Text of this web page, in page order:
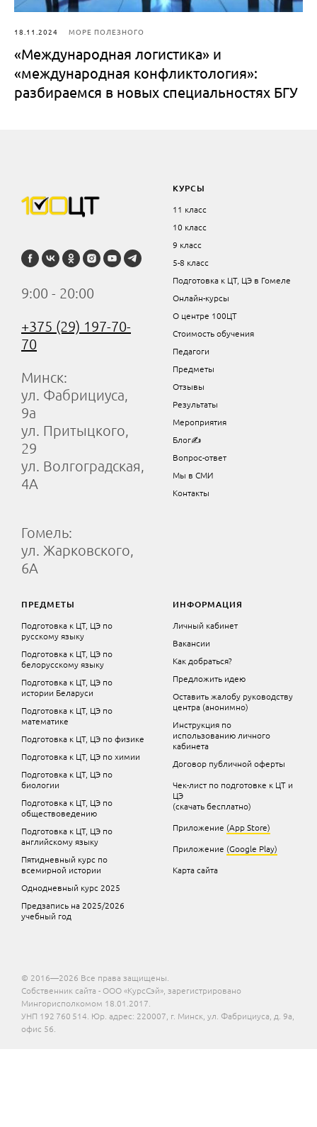
18.11.2024 МОРЕ ПОЛЕЗНОГО
«Международная логистика» и
«международная конфликтология»:
разбираемся в новых специальностях БГУ
9:00 - 20:00
+375 (29) 197-70-
70
Минск:
ул. Фабрициуса,
9а
ул. Притыцкого,
29
ул. Волгоградская,
4А
Гомель:
ул. Жарковского,
6А
КУРСЫ
11 класс
10 класс
9 класс
5-8 класс
Подготовка к ЦТ, ЦЭ в Гомеле
Онлайн-курсы
О центре 100ЦТ
Стоимость обучения
Педагоги
Предметы
Отзывы
Результаты
Мероприятия
Блог✍
Вопрос-ответ
Мы в СМИ
Контакты
ПРЕДМЕТЫ
Подготовка к ЦТ, ЦЭ по
русскому языку
Подготовка к ЦТ, ЦЭ по
белорусскому языку
Подготовка к ЦТ, ЦЭ по
истории Беларуси
Подготовка к ЦТ, ЦЭ по
математике
Подготовка к ЦТ, ЦЭ по физике
Подготовка к ЦТ, ЦЭ по химии
Подготовка к ЦТ, ЦЭ по
биологии
Подготовка к ЦТ, ЦЭ по
обществоведению
Подготовка к ЦТ, ЦЭ по
английскому языку
Пятидневный курс по
всемирной истории
Однодневный курс 2025
Предзапись на 2025/2026
учебный год
ИНФОРМАЦИЯ
Личный кабинет
Вакансии
Как добраться?
Предложить идею
Оставить жалобу руководству
центра (анонимно)
Инструкция по
использованию личного
кабинета
Договор публичной оферты
Чек-лист по подготовке к ЦТ и
ЦЭ
(скачать бесплатно)
Приложение (App Store)
Приложение (Google Play)
Карта сайта
© 2016—2026 Все права защищены.
Собственник сайта - ООО «КурсСэй», зарегистрировано
Мингорисполкомом 18.01.2017.
УНП 192 760 514. Юр. адрес: 220007, г. Минск, ул. Фабрициуса, д. 9а,
офис 56.